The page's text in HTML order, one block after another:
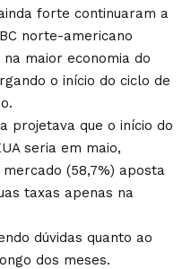
forte continuaram a
norte-americano
maior economia do
o início do ciclo de
projetava que o início do
seria em maio,
(58,7%) aposta
taxas apenas na
dúvidas quanto ao
dos meses.